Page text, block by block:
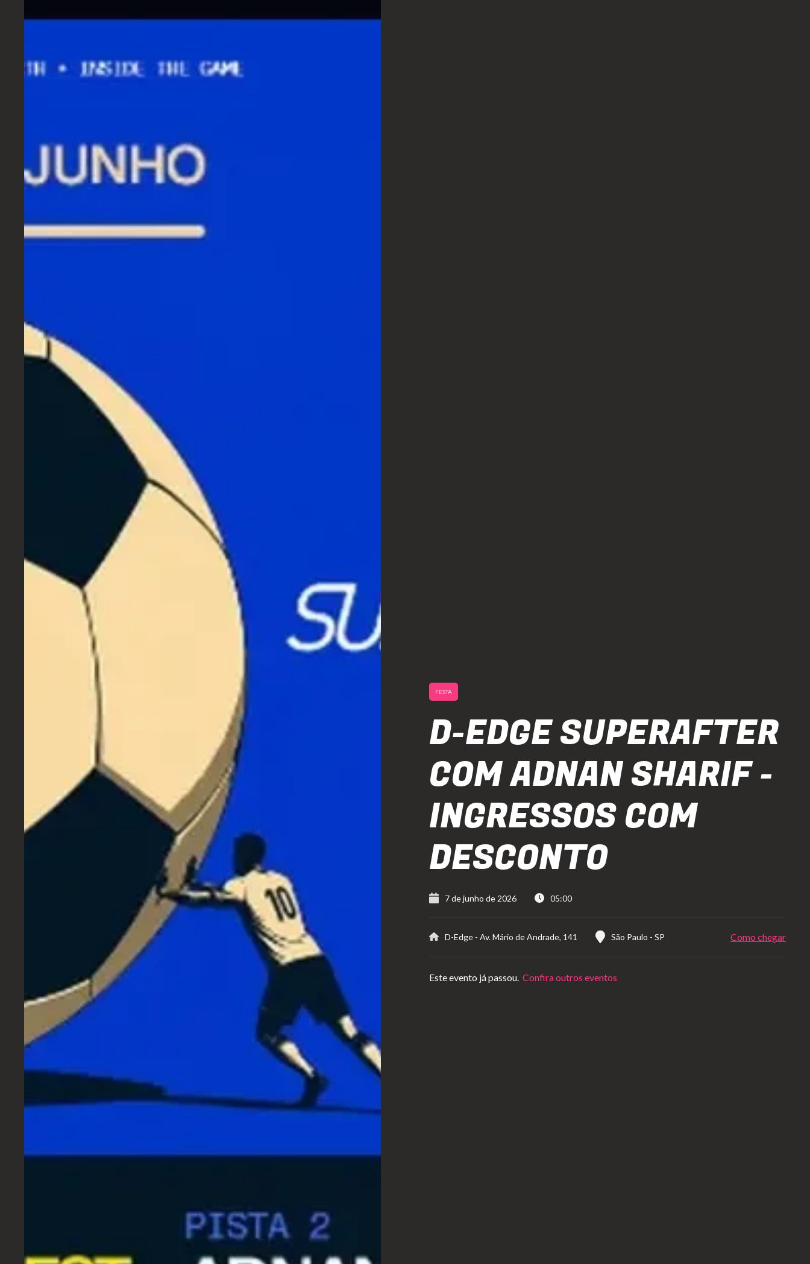
FESTA
D-EDGE SUPERAFTER
COM ADNAN SHARIF -
INGRESSOS COM
DESCONTO
7 de junho de 2026 05:00
D-Edge - Av. Mário de Andrade, 141 São Paulo - SP Como chegar
Este evento já passou. Confira outros eventos